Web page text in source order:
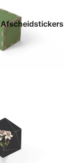
Afscheidstickers